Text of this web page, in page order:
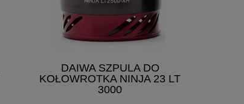
DAIWA SZPULA DO
KOŁOWROTKA NINJA 23 LT
3000